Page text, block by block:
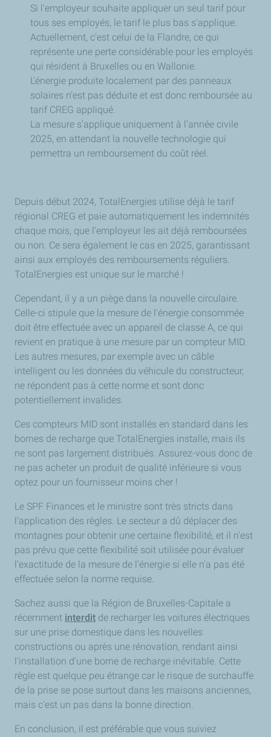
Si l'employeur souhaite appliquer un seul tarif pour
tous ses employés, le tarif le plus bas s'applique.
Actuellement, c'est celui de la Flandre, ce qui
représente une perte considérable pour les employés
qui résident à Bruxelles ou en Wallonie.
L'énergie produite localement par des panneaux
solaires n'est pas déduite et est donc remboursée au
tarif CREG appliqué.
La mesure s'applique uniquement à l'année civile
2025, en attendant la nouvelle technologie qui
permettra un remboursement du coût réel.
Depuis début 2024, TotalEnergies utilise déjà le tarif
régional CREG et paie automatiquement les indemnités
chaque mois, que l'employeur les ait déjà remboursées
ou non. Ce sera également le cas en 2025, garantissant
ainsi aux employés des remboursements réguliers.
TotalEnergies est unique sur le marché !
Cependant, il y a un piège dans la nouvelle circulaire.
Celle-ci stipule que la mesure de l'énergie consommée
doit être effectuée avec un appareil de classe A, ce qui
revient en pratique à une mesure par un compteur MID.
Les autres mesures, par exemple avec un câble
intelligent ou les données du véhicule du constructeur,
ne répondent pas à cette norme et sont donc
potentiellement invalides.
Ces compteurs MID sont installés en standard dans les
bornes de recharge que TotalEnergies installe, mais ils
ne sont pas largement distribués. Assurez-vous donc de
ne pas acheter un produit de qualité inférieure si vous
optez pour un fournisseur moins cher !
Le SPF Finances et le ministre sont très stricts dans
l'application des règles. Le secteur a dû déplacer des
montagnes pour obtenir une certaine flexibilité, et il n'est
pas prévu que cette flexibilité soit utilisée pour évaluer
l'exactitude de la mesure de l'énergie si elle n'a pas été
effectuée selon la norme requise.
Sachez aussi que la Région de Bruxelles-Capitale a
récemment interdit de recharger les voitures électriques
sur une prise domestique dans les nouvelles
constructions ou après une rénovation, rendant ainsi
l'installation d'une borne de recharge inévitable. Cette
règle est quelque peu étrange car le risque de surchauffe
de la prise se pose surtout dans les maisons anciennes,
mais c'est un pas dans la bonne direction.
En conclusion, il est préférable que vous suiviez